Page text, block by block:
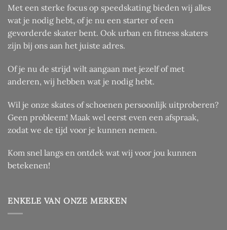
Met een sterke focus op speedskating bieden wij alles
wat je nodig hebt, of je nu een starter of een
gevorderde skater bent. Ook urban en fitness skaters
zijn bij ons aan het juiste adres.
Of je nu de strijd wilt aangaan met jezelf of met
anderen, wij hebben wat je nodig hebt.
Wil je onze skates of schoenen persoonlijk uitproberen?
Geen probleem! Maak wel eerst even een afspraak,
zodat we de tijd voor je kunnen nemen.
Kom snel langs en ontdek wat wij voor jou kunnen
betekenen!
ENKELE VAN ONZE MERKEN